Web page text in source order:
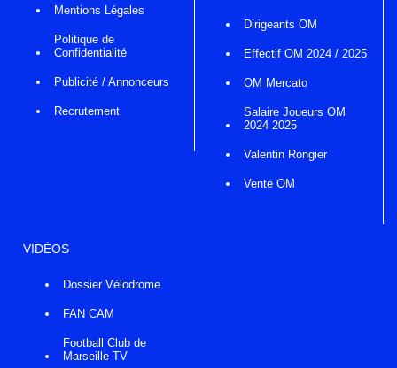
Mentions Légales
Politique de
Confidentialité
Publicité / Annonceurs
Recrutement
Dirigeants OM
Effectif OM 2024 / 2025
OM Mercato
Salaire Joueurs OM
2024 2025
Valentin Rongier
Vente OM
VIDÉOS
Dossier Vélodrome
FAN CAM
Football Club de
Marseille TV